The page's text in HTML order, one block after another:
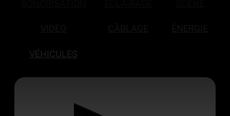
VÉHICULES